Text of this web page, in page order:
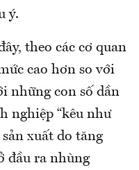
ý.
theo các cơ quan
cao hơn so với
những con số dần
nghiệp “kêu như
xuất do tăng
đầu ra nhùng